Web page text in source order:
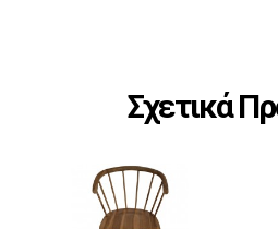
Σχετικά